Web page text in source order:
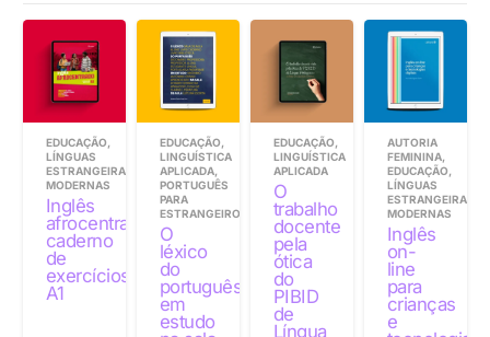
EDUCAÇÃO,
LÍNGUAS
ESTRANGEIRAS
MODERNAS
Inglês
afrocentrado:
caderno
de
exercícios
A1
EDUCAÇÃO,
LINGUÍSTICA
APLICADA,
PORTUGUÊS
PARA
ESTRANGEIROS
O
léxico
do
português
em
estudo
EDUCAÇÃO,
LINGUÍSTICA
APLICADA
O
trabalho
docente
pela
ótica
do
PIBID
de
Língua
AUTORIA
FEMININA,
EDUCAÇÃO,
LÍNGUAS
ESTRANGEIRAS
MODERNAS
Inglês
on-
line
para
crianças
e